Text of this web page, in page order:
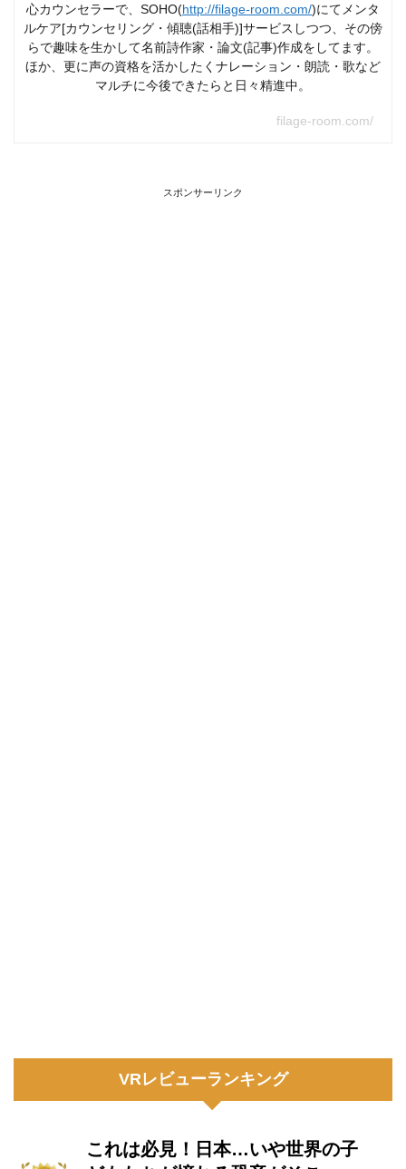
心カウンセラーで、SOHO(http://filage-room.com/)にてメンタ
ルケア[カウンセリング・傾聴(話相手)]サービスしつつ、その傍
らで趣味を生かして名前詩作家・論文(記事)作成をしてます。
ほか、更に声の資格を活かしたくナレーション・朗読・歌など
マルチに今後できたらと日々精進中。
filage-room.com/
スポンサーリンク
VRレビューランキング
これは必見！日本…いや世界の子